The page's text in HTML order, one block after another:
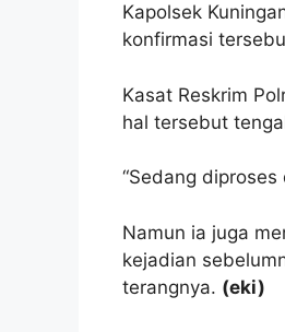
Kapolsek
konfirmasi
Kasat Reskrim
hal tersebut
“Sedang
Namun ia juga
kejadian
terangnya. (eki)